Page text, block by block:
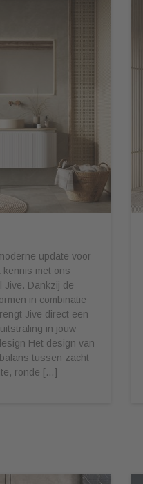
update voor
kennis met ons
Jive. Dankzij de
in combinatie
Jive direct een
in jouw
Het design van
tussen zacht
ronde […]